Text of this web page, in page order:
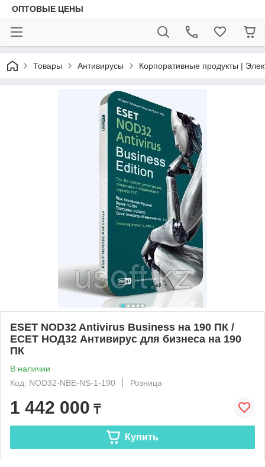
ОПТОВЫЕ ЦЕНЫ
Товары Антивирусы Корпоративные продукты |
ESET NOD32 Antivirus Business на 190 ПК /
ЕСЕТ НОД32 Антивирус для бизнеса на 190
ПК
В наличии
Код: NOD32-NBE-NS-1-190
Розница
1 442 000 ₸
Купить